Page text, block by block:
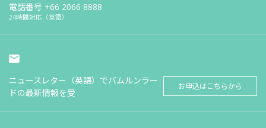
電話番号 +66 2066 8888
24時間対応（英語）
ニュースレター（英語）でバムルンラー
ドの最新情報を受
お申込はこちらから